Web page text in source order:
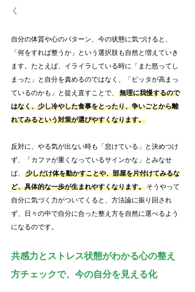
く
自分の体質や心のパターン、今の状態に気づけると、
「何をすれば整うか」という選択肢も自然と増えていき
ます。たとえば、イライラしている時に「また怒ってし
まった」と自分を責めるのではなく、「ピッタが高まっ
ているのかも」と捉え直すことで、
無理に我慢するので
はなく、少し冷やした食事をとったり、争いごとから離
れてみるという対策が選びやすくなります。
反対に、やる気が出ない時も「怠けている」と決めつけ
ず、「カファが重くなっているサインかな」とみなせ
ば、
少しだけ体を動かすことや、部屋を片付けてみるな
ど、具体的な一歩が生まれやすくなります。 そうやって
自分に気づく力がついてくると、方法論に振り回され
ず、日々の中で自分に合った整え方を自然に選べるよう
になるのです。
共感力とストレス状態がわかる心の整え
方チェックで、今の自分を見える化